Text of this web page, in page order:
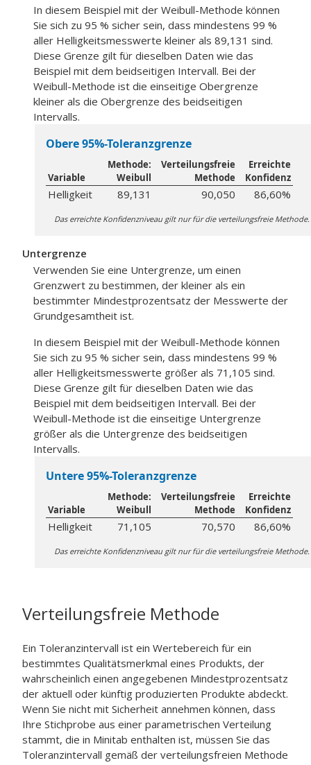
In diesem Beispiel mit der Weibull-Methode können
Sie sich zu 95 % sicher sein, dass mindestens 99 %
aller Helligkeitsmesswerte kleiner als 89,131 sind.
Diese Grenze gilt für dieselben Daten wie das
Beispiel mit dem beidseitigen Intervall. Bei der
Weibull-Methode ist die einseitige Obergrenze
kleiner als die Obergrenze des beidseitigen
Intervalls.
Obere 95%-Toleranzgrenze
Variable
Methode:
Weibull
Verteilungsfreie
Methode
Erreichte
Konfidenz
Helligkeit 89,131 90,050 86,60%
Das erreichte Konfidenzniveau gilt nur für die verteilungsfreie Methode.
Untergrenze
Verwenden Sie eine Untergrenze, um einen
Grenzwert zu bestimmen, der kleiner als ein
bestimmter Mindestprozentsatz der Messwerte der
Grundgesamtheit ist.
In diesem Beispiel mit der Weibull-Methode können
Sie sich zu 95 % sicher sein, dass mindestens 99 %
aller Helligkeitsmesswerte größer als 71,105 sind.
Diese Grenze gilt für dieselben Daten wie das
Beispiel mit dem beidseitigen Intervall. Bei der
Weibull-Methode ist die einseitige Untergrenze
größer als die Untergrenze des beidseitigen
Intervalls.
Untere 95%-Toleranzgrenze
Variable
Methode:
Weibull
Verteilungsfreie
Methode
Erreichte
Konfidenz
Helligkeit 71,105 70,570 86,60%
Das erreichte Konfidenzniveau gilt nur für die verteilungsfreie Methode.
Verteilungsfreie Methode
Ein Toleranzintervall ist ein Wertebereich für ein
bestimmtes Qualitätsmerkmal eines Produkts, der
wahrscheinlich einen angegebenen Mindestprozentsatz
der aktuell oder künftig produzierten Produkte abdeckt.
Wenn Sie nicht mit Sicherheit annehmen können, dass
Ihre Stichprobe aus einer parametrischen Verteilung
stammt, die in Minitab enthalten ist, müssen Sie das
Toleranzintervall gemäß der verteilungsfreien Methode